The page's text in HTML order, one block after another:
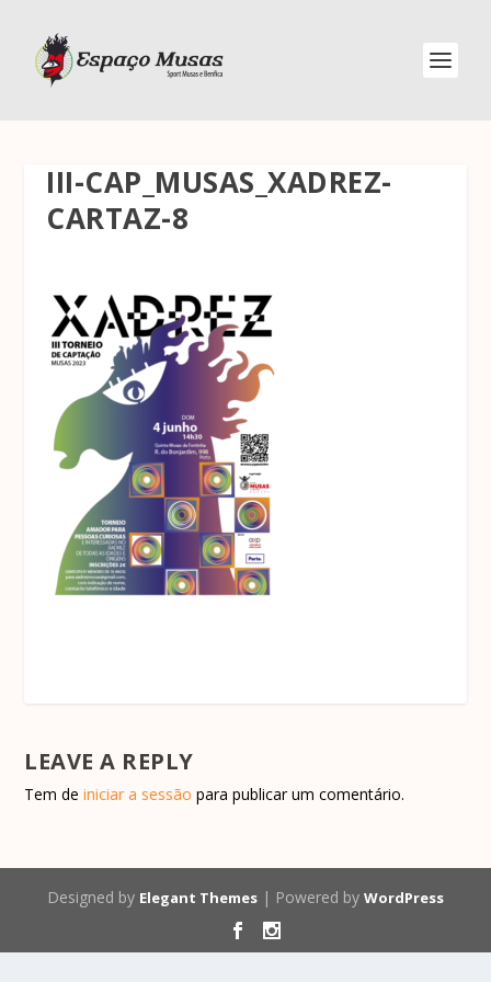
III-CAP_MUSAS_XADREZ-
CARTAZ-8
LEAVE A REPLY
Tem deiniciar a sessão para publicar um comentário.
Designed by Elegant Themes | Powered by WordPress